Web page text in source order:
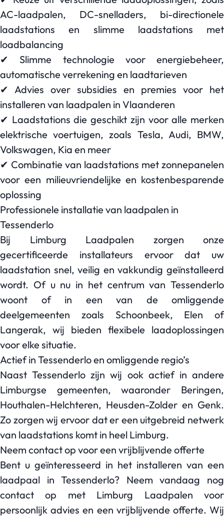
AC-laadpalen, DC-snelladers, bi-directionele
laadstations en slimme laadstations met
loadbalancing
✔ Slimme technologie voor energiebeheer,
automatische verrekening en laadtarieven
✔ Advies over subsidies en premies voor het
installeren van laadpalen in Vlaanderen
✔ Laadstations die geschikt zijn voor alle merken
elektrische voertuigen, zoals Tesla, Audi, BMW,
Volkswagen, Kia en meer
✔ Combinatie van laadstations met zonnepanelen
voor een milieuvriendelijke en kostenbesparende
oplossing
Professionele installatie van laadpalen in
Tessenderlo
Bij Limburg Laadpalen zorgen onze
gecertificeerde installateurs ervoor dat uw
laadstation snel, veilig en vakkundig geïnstalleerd
wordt. Of u nu in het centrum van Tessenderlo
woont of in een van de omliggende
deelgemeenten zoals Schoonbeek, Elen of
Langerak, wij bieden flexibele laadoplossingen
voor elke situatie.
Actief in Tessenderlo en omliggende regio’s
Naast Tessenderlo zijn wij ook actief in andere
Limburgse gemeenten, waaronder Beringen,
Houthalen-Helchteren, Heusden-Zolder en Genk.
Zo zorgen wij ervoor dat er een uitgebreid netwerk
van laadstations komt in heel Limburg.
Neem contact op voor een vrijblijvende offerte
Bent u geïnteresseerd in het installeren van een
laadpaal in Tessenderlo? Neem vandaag nog
contact op met Limburg Laadpalen voor
persoonlijk advies en een vrijblijvende offerte. Wij